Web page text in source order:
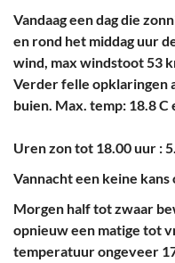
Vandaag een dag die
en rond het middag uur
wind, max windstoot 53
Verder felle opklaringen
buien. Max. temp: 18.8 C
Uren zon tot 18.00 uur :
Vannacht een keine kans
Morgen half tot zwaar
opnieuw een matige tot
temperatuur ongeveer